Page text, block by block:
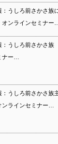
：うしろ前さかさ族
ンラインセミナー…
：うしろ前さかさ
ナー…
：うしろ前さかさ族
ンラインセミナー…